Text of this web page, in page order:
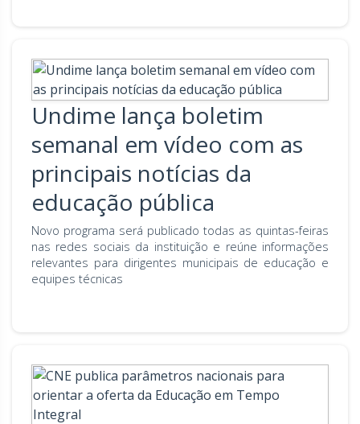
Undime lança boletim
semanal em vídeo com as
principais notícias da
educação pública
Novo programa será publicado todas as quintas-feiras
nas redes sociais da instituição e reúne informações
relevantes para dirigentes municipais de educação e
equipes técnicas